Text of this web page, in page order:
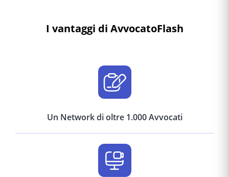
I vantaggi di AvvocatoFlash
Un Network di oltre 1.000 Avvocati